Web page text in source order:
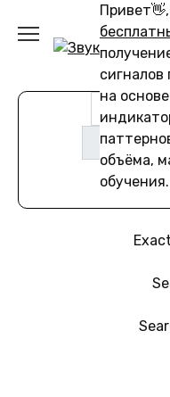
на
объёма,
обучения.
содержанию